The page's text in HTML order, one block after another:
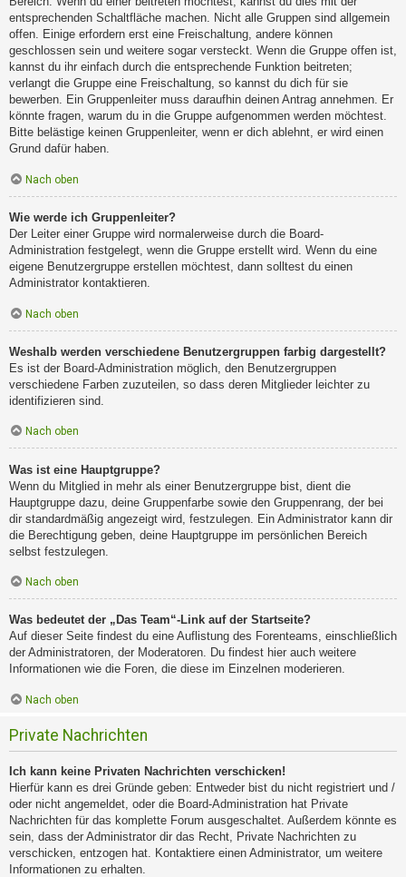
entsprechenden Schaltfläche machen. Nicht alle Gruppen sind allgemein
offen. Einige erfordern erst eine Freischaltung, andere können
geschlossen sein und weitere sogar versteckt. Wenn die Gruppe offen ist,
kannst du ihr einfach durch die entsprechende Funktion beitreten;
verlangt die Gruppe eine Freischaltung, so kannst du dich für sie
bewerben. Ein Gruppenleiter muss daraufhin deinen Antrag annehmen. Er
könnte fragen, warum du in die Gruppe aufgenommen werden möchtest.
Bitte belästige keinen Gruppenleiter, wenn er dich ablehnt, er wird einen
Grund dafür haben.
Nach oben
Wie werde ich Gruppenleiter?
Der Leiter einer Gruppe wird normalerweise durch die Board-
Administration festgelegt, wenn die Gruppe erstellt wird. Wenn du eine
eigene Benutzergruppe erstellen möchtest, dann solltest du einen
Administrator kontaktieren.
Nach oben
Weshalb werden verschiedene Benutzergruppen farbig dargestellt?
Es ist der Board-Administration möglich, den Benutzergruppen
verschiedene Farben zuzuteilen, so dass deren Mitglieder leichter zu
identifizieren sind.
Nach oben
Was ist eine Hauptgruppe?
Wenn du Mitglied in mehr als einer Benutzergruppe bist, dient die
Hauptgruppe dazu, deine Gruppenfarbe sowie den Gruppenrang, der bei
dir standardmäßig angezeigt wird, festzulegen. Ein Administrator kann dir
die Berechtigung geben, deine Hauptgruppe im persönlichen Bereich
selbst festzulegen.
Nach oben
Was bedeutet der „Das Team“-Link auf der Startseite?
Auf dieser Seite findest du eine Auflistung des Forenteams, einschließlich
der Administratoren, der Moderatoren. Du findest hier auch weitere
Informationen wie die Foren, die diese im Einzelnen moderieren.
Nach oben
Private Nachrichten
Ich kann keine Privaten Nachrichten verschicken!
Hierfür kann es drei Gründe geben: Entweder bist du nicht registriert und /
oder nicht angemeldet, oder die Board-Administration hat Private
Nachrichten für das komplette Forum ausgeschaltet. Außerdem könnte es
sein, dass der Administrator dir das Recht, Private Nachrichten zu
verschicken, entzogen hat. Kontaktiere einen Administrator, um weitere
Informationen zu erhalten.